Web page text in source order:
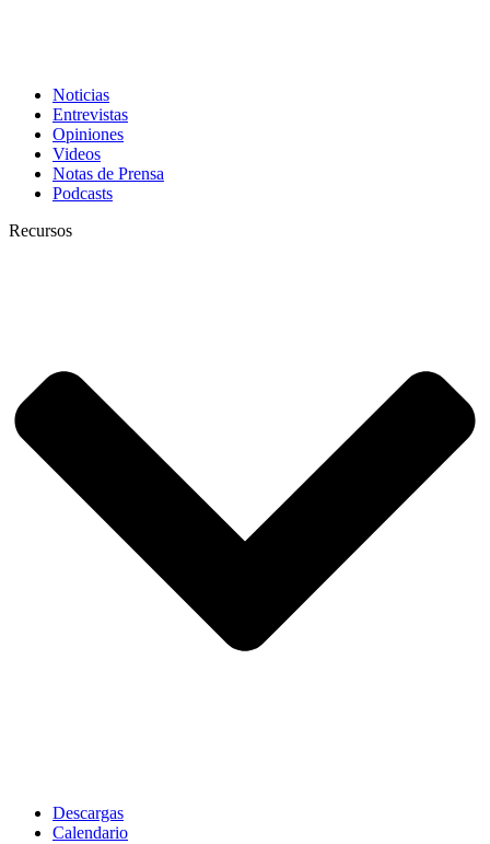
Noticias
Entrevistas
Opiniones
Videos
Notas de Prensa
Podcasts
Recursos
Descargas
Calendario